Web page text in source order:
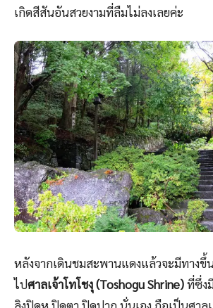
เกิดสีสันอันสวยงามที่ลืมไม่ลงเลยค่ะ
หลังจากเดินชมสะพานแดงแล้วจะมีทางขึ้
ไปศาลเจ้าโทโชงุ (Toshogu Shrine)ที่ซึ่ง